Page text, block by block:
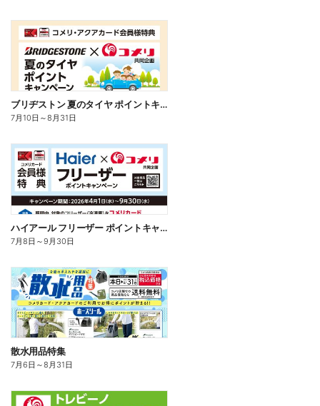
ブリヂストン 夏のタイヤ ポイントキャンペーン
7月10日 ～8月31日
ハイアール フリーザー ポイントキャンペーン
7月8日 ～9月30日
散水用品特集
7月6日 ～8月31日